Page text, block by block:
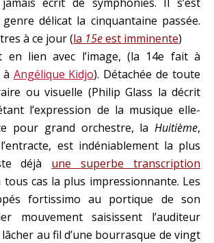
délicat la cinquantaine passée.
à ce jour (la 15eest imminente)
en lien avec l’image, (la 14e fait à
Angélique Kidjo). Détachée de toute
ou visuelle (Philip Glass la décrit
l’expression de la musique elle-
pour grand orchestre, la Huitième,
est indéniablement la plus
déjà une superbe transcription
tous cas la plus impressionnante. Les
fortissimo au portique de son
mouvement saisissent l’auditeur
au fil d’une bourrasque de vingt